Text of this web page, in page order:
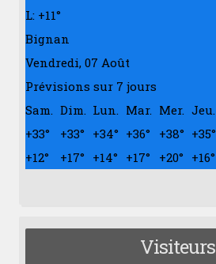
L: +11°
Bignan
Vendredi, 07 Août
Prévisions sur 7 jours
Sam. Dim. Lun. Mar. Mer. Jeu.
+33° +33° +34° +36° +38° +35°
+12° +17° +14° +17° +20° +16°
Visiteurs